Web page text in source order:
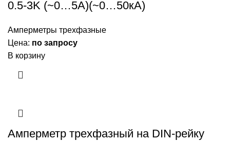
0.5-3K (~0…5А)(~0…50кА)
Амперметры трехфазные
Цена: по запросу
В корзину
Амперметр трехфазный на DIN-рейку